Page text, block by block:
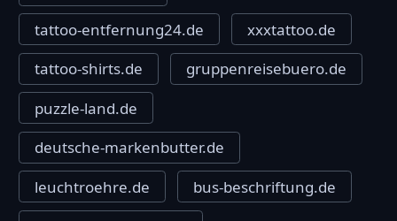
tattoo-entfernung24.de
xxxtattoo.de
tattoo-shirts.de
gruppenreisebuero.de
puzzle-land.de
deutsche-markenbutter.de
leuchtroehre.de
bus-beschriftung.de